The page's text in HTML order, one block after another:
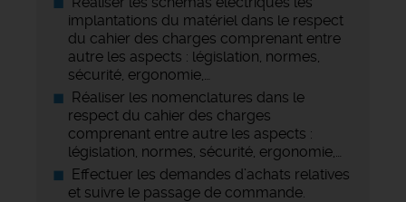
implantations du matériel dans le respect
du cahier des charges comprenant entre
autre les aspects : législation, normes,
sécurité, ergonomie,…
Réaliser les nomenclatures dans le
respect du cahier des charges
comprenant entre autre les aspects :
législation, normes, sécurité, ergonomie,…
Effectuer les demandes d’achats relatives
et suivre le passage de commande.